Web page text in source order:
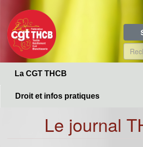
contenu
principal
de
La CGT THCB
Droit et infos pratiques
Le journal